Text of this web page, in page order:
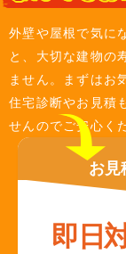
外壁や屋根で気に
と、大切な建物の
ません。まずはお
住宅診断やお見積
せんのでご安心く
お見
即日